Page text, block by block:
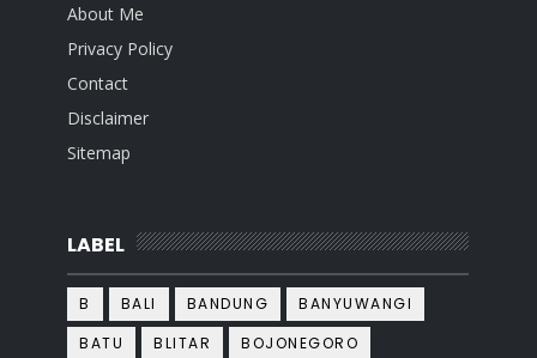
About Me
Privacy Policy
Contact
Disclaimer
Sitemap
LABEL
B BALI BANDUNG
BANYUWANGI
BATU
BLITAR
BOJONEGORO